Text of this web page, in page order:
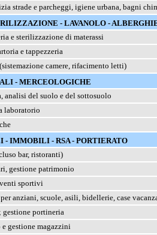
strade e parcheggi, igiene urbana, bagni
- LAVANOLO -
e sterilizzazione di materassi
e tappezzeria
camere, rifacimento letti)
- MERCEOLOGICHE
analisi del suolo e del sottosuolo
laboratorio
- IMMOBILI - RSA - PORTIERATO
bar, ristoranti)
gestione patrimonio
sportivi
anziani, scuole, asili, bidellerie, case
gestione portineria
gestione magazzini